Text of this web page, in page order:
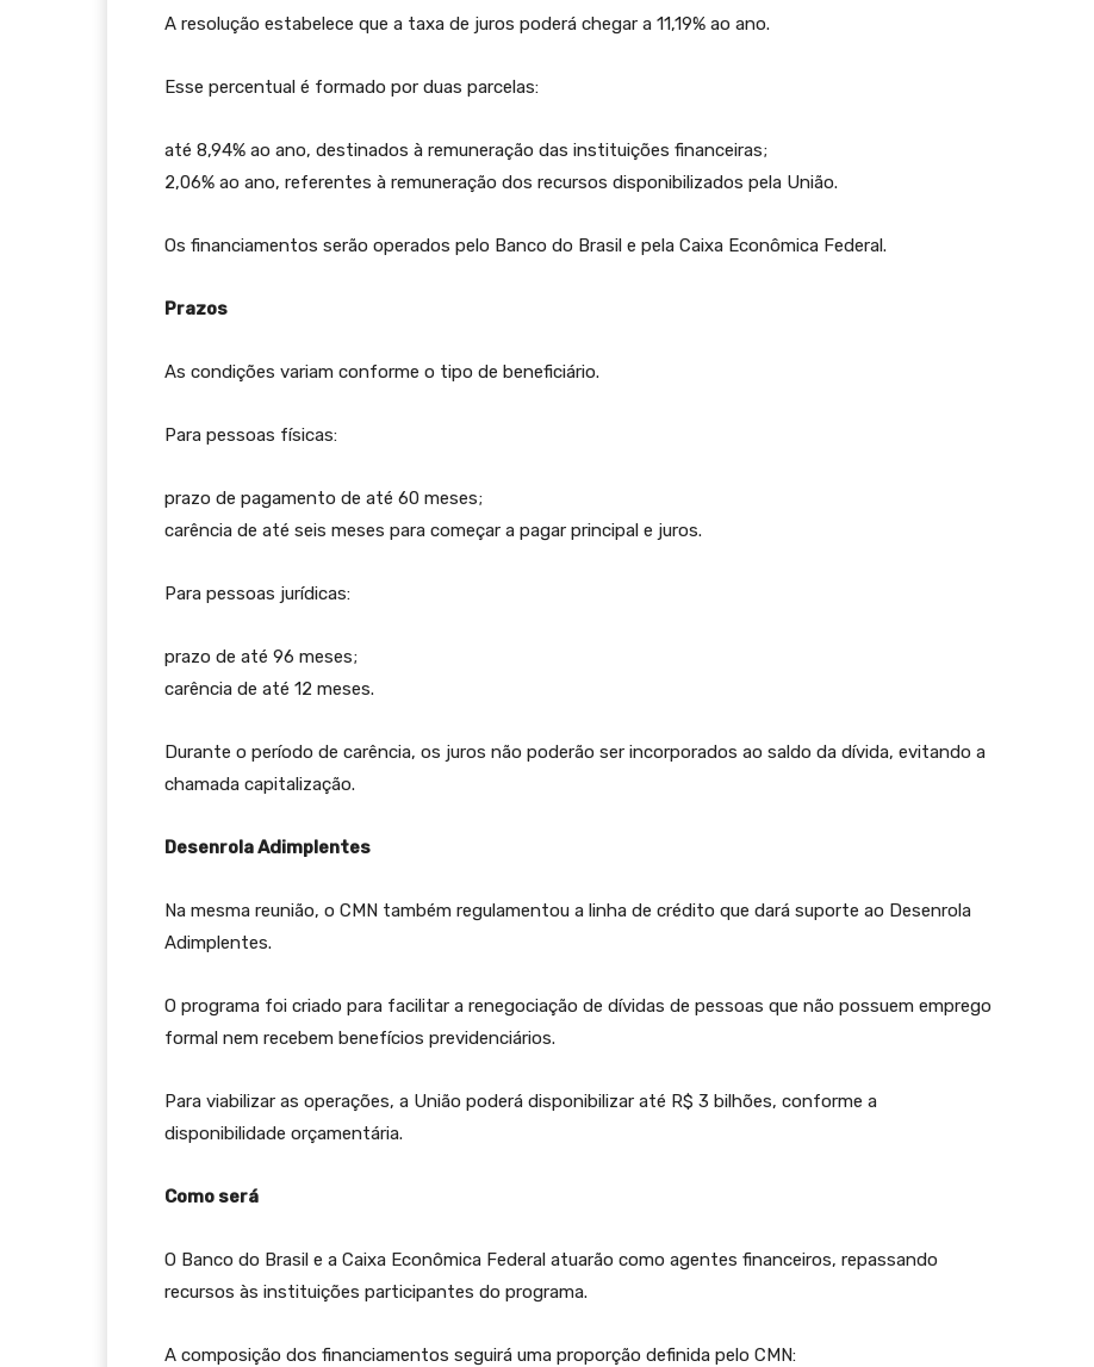
A resolução estabelece que a taxa de juros poderá chegar a 11,19% ao ano.
Esse percentual é formado por duas parcelas:
até 8,94% ao ano, destinados à remuneração das instituições financeiras;
2,06% ao ano, referentes à remuneração dos recursos disponibilizados pela União.
Os financiamentos serão operados pelo Banco do Brasil e pela Caixa Econômica Federal.
Prazos
As condições variam conforme o tipo de beneficiário.
Para pessoas físicas:
prazo de pagamento de até 60 meses;
carência de até seis meses para começar a pagar principal e juros.
Para pessoas jurídicas:
prazo de até 96 meses;
carência de até 12 meses.
Durante o período de carência, os juros não poderão ser incorporados ao saldo da dívida, evitando a
chamada capitalização.
Desenrola Adimplentes
Na mesma reunião, o CMN também regulamentou a linha de crédito que dará suporte ao Desenrola
Adimplentes.
O programa foi criado para facilitar a renegociação de dívidas de pessoas que não possuem emprego
formal nem recebem benefícios previdenciários.
Para viabilizar as operações, a União poderá disponibilizar até R$ 3 bilhões, conforme a
disponibilidade orçamentária.
Como será
O Banco do Brasil e a Caixa Econômica Federal atuarão como agentes financeiros, repassando
recursos às instituições participantes do programa.
A composição dos financiamentos seguirá uma proporção definida pelo CMN: